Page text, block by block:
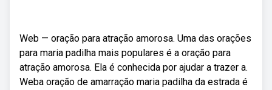
Web — oração para atração amorosa. Uma das orações
para maria padilha mais populares é a oração para
atração amorosa. Ela é conhecida por ajudar a trazer a.
Weba oração de amarração maria padilha da estrada é